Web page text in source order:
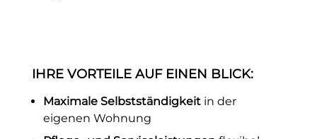
IHRE VORTEILE AUF EINEN BLICK:
Maximale Selbstständigkeitin der
eigenen Wohnung